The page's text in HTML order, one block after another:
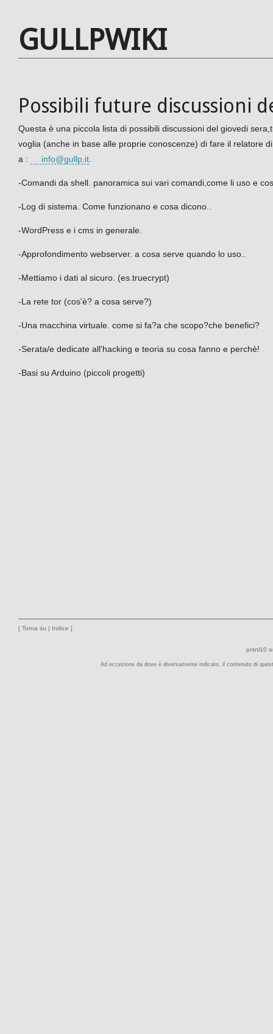
GULLPWIKI
Possibili future discussioni
Questa è una piccola lista di possibili discussioni del giovedi
voglia (anche in base alle proprie conoscenze) di fare il relatore
a :
info@gullp.it
-Comandi da shell. panoramica sui vari comandi,come li uso e
-Log di sistema. Come funzionano e cosa dicono..
-WordPress e i cms in generale.
-Approfondimento webserver. a cosa serve quando lo uso..
-Mettiamo i dati al sicuro. (es.truecrypt)
-La rete tor (cos'è? a cosa serve?)
-Una macchina virtuale. come si fa?a che scopo?che benefici?
-Serata/e dedicate all'hacking e teoria su cosa fanno e perchè!
-Basi su Arduino (piccoli progetti)
[ Torna su | Indice ]
prsnl10
Ad eccezione da dove è diversamente indicato, il contenuto di